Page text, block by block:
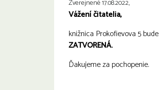
Zverejnené 17.08.2022,
Vážení čitatelia,
knižnica Prokofievova 5 bude
ZATVORENÁ.
Ďakujeme za pochopenie.